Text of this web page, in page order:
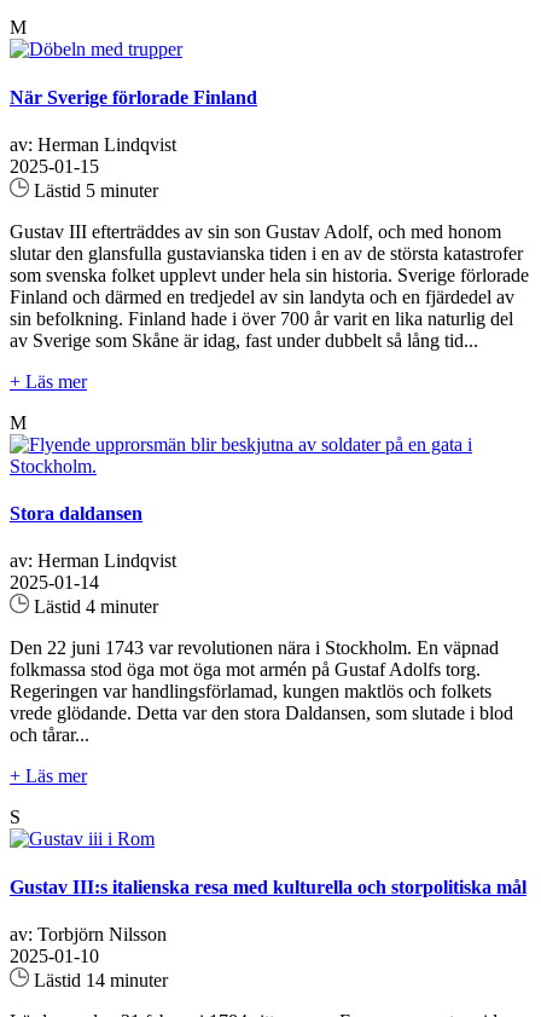
M
När Sverige förlorade Finland
av: Herman Lindqvist
2025-01-15
Lästid 5 minuter
Gustav III efterträddes av sin son Gustav Adolf, och med honom
slutar den glansfulla gustavianska tiden i en av de största katastrofer
som svenska folket upplevt under hela sin historia. Sverige förlorade
Finland och därmed en tredjedel av sin landyta och en fjärdedel av
sin befolkning. Finland hade i över 700 år varit en lika naturlig del
av Sverige som Skåne är idag, fast under dubbelt så lång tid...
+ Läs mer
M
Stora daldansen
av: Herman Lindqvist
2025-01-14
Lästid 4 minuter
Den 22 juni 1743 var revolutionen nära i Stockholm. En väpnad
folkmassa stod öga mot öga mot armén på Gustaf Adolfs torg.
Regeringen var handlingsförlamad, kungen maktlös och folkets
vrede glödande. Detta var den stora Daldansen, som slutade i blod
och tårar...
+ Läs mer
S
Gustav III:s italienska resa med kulturella och storpolitiska mål
av: Torbjörn Nilsson
2025-01-10
Lästid 14 minuter